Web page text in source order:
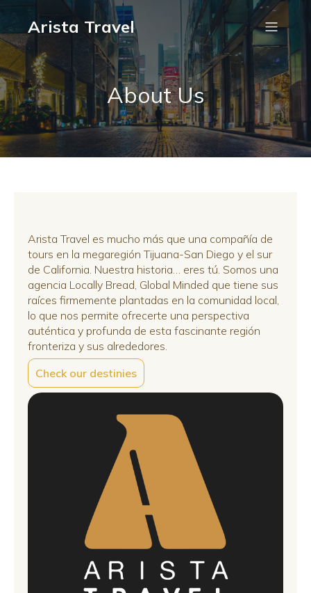
Arista Travel
About Us
Arista Travel es mucho más que una compañía de
tours en la megaregión Tijuana-San Diego y el sur
de California. Nuestra historia… eres tú. Somos una
agencia Locally Bread, Global Minded que tiene sus
raíces firmemente plantadas en la comunidad local,
lo que nos permite ofrecerte una perspectiva
auténtica y profunda de esta fascinante región
fronteriza y sus alrededores.
Check our destinies